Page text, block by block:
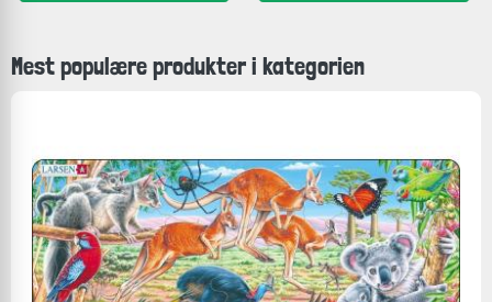
Mest populære produkter i kategorien